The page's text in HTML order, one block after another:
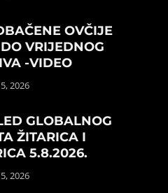
OVČIJE
VRIJEDNOG
-VIDEO
2026
GLOBALNOG
ŽITARICA I
5.8.2026.
2026